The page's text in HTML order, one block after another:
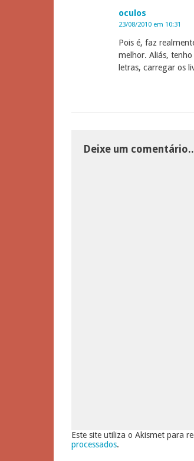
oculos
23/08/2010 em 10:31
Pois é, faz
melhor. Aliás,
letras, carregar os
Deixe um
Este site utiliza o Akismet para
processados.